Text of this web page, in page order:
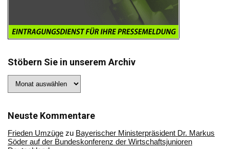
Stöbern Sie in unserem Archiv
Sie
Archiv
Neuste Kommentare
Frieden Umzüge zu Bayerischer Ministerpräsident Dr. Markus
Söder auf der Bundeskonferenz der Wirtschaftsjunioren